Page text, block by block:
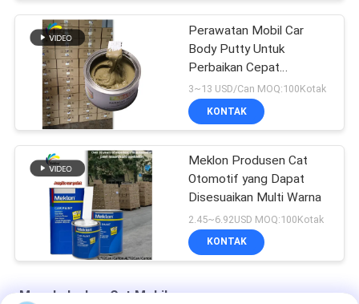
Perawatan Mobil Car
Body Putty Untuk
Perbaikan Cepat
Ketidaksetaraan
3~13 USD/Can MOQ:100Kotak
KONTAK
Meklon Produsen Cat
Otomotif yang Dapat
Disesuaikan Multi Warna
2.45~6.92USD MOQ:100Kotak
KONTAK
Menghaluskan Cat Mobil